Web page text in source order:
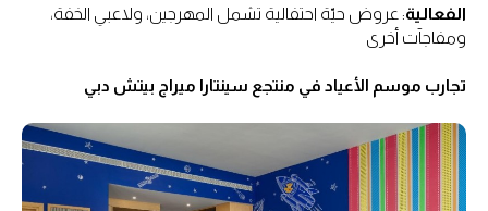
الفعالية: عروض حيّة احتفالية تشمل المهرجين، ولاعبي الخفة،
ومفاجآت أخرى
تجارب موسم الأعياد في منتجع سينتارا ميراج بيتش دبي